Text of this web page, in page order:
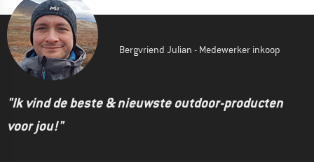
Bergvriend Julian - Medewerker inkoop
"Ik vind de beste & nieuwste outdoor-producten
voor jou!"